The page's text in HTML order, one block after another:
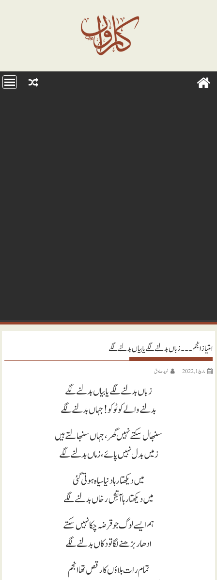
امتیاز انجم ۔۔۔ زباں بدلنے لگے یا بیاں بدلنے لگے
مارچ 1, 2022 نويد صادق
زباں بدلنے لگے یا بیاں بدلنے لگے
بدلنے والے کو ٹوکو! جہاں بدلنے لگے
سنبھال سکتے نہیں گھر، جہاں سنبھالتے ہیں
زمیں بدل نہیں پائے ، زماں بدلنے لگے
میں دیکھتا رہا دنیا سیاہ ہوتی گئی
میں دیکھتا رہا آتِش رخاں بدلنے لگے
ہم ایسے لوگ جو قرضہ چکا نہیں سکتے
ادھار بڑھنے لگا تو دکاں بدلنے لگے
تمام رات بلاؤں کا رقص تھا انجم